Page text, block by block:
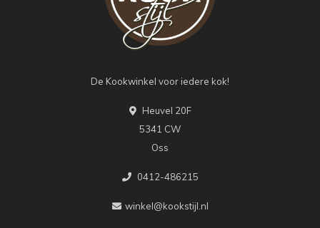
De Kookwinkel voor iedere kok!
Heuvel 20F
5341 CW
Oss
0412-486215
winkel@kookstijl.nl